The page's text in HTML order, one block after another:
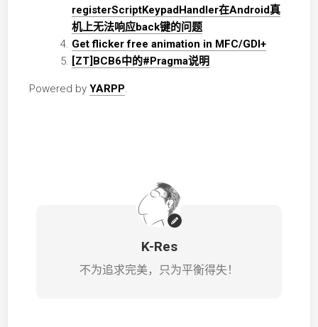
registerScriptKeypadHandler在Android真
机上无法响应back键的问题
Get flicker free animation in MFC/GDI+
[ZT]BCB6中的#Pragma说明
Powered by YARPP.
K-Res
不为追求完美，只为平衡得失！